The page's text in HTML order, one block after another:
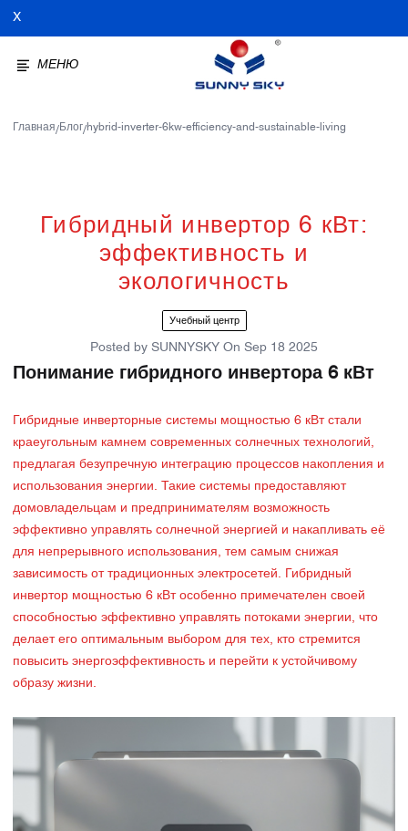
X
МЕНЮ
Главная/Блог/hybrid-inverter-6kw-efficiency-and-sustainable-living
Гибридный инвертор 6 кВт:
эффективность и
экологичность
Учебный центр
Posted by SUNNYSKY On Sep 18 2025
Понимание гибридного инвертора 6 кВт
Гибридные инверторные системы мощностью 6 кВт стали
краеугольным камнем современных солнечных технологий,
предлагая безупречную интеграцию процессов накопления и
использования энергии. Такие системы предоставляют
домовладельцам и предпринимателям возможность
эффективно управлять солнечной энергией и накапливать её
для непрерывного использования, тем самым снижая
зависимость от традиционных электросетей. Гибридный
инвертор мощностью 6 кВт особенно примечателен своей
способностью эффективно управлять потоками энергии, что
делает его оптимальным выбором для тех, кто стремится
повысить энергоэффективность и перейти к устойчивому
образу жизни.